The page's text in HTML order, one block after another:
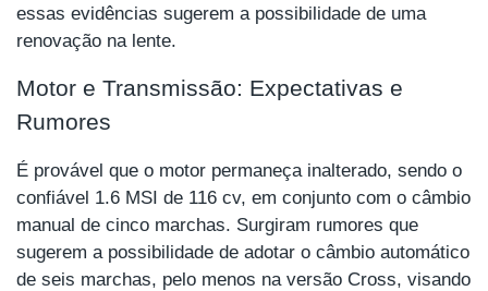
essas evidências sugerem a possibilidade de uma
renovação na lente.
Motor e Transmissão: Expectativas e
Rumores
É provável que o motor permaneça inalterado, sendo o
confiável 1.6 MSI de 116 cv, em conjunto com o câmbio
manual de cinco marchas. Surgiram rumores que
sugerem a possibilidade de adotar o câmbio automático
de seis marchas, pelo menos na versão Cross, visando